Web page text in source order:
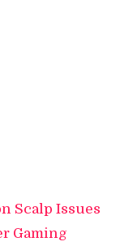
Scalp Issues
Gaming